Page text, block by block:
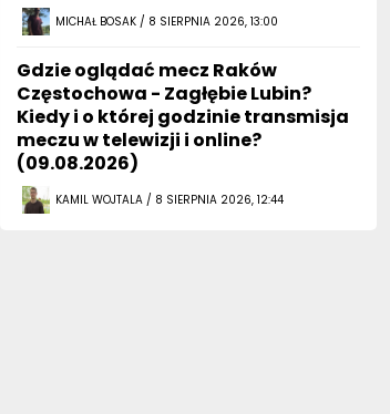
MICHAŁ BOSAK / 8 SIERPNIA 2026, 13:00
Gdzie oglądać mecz Raków
Częstochowa - Zagłębie Lubin?
Kiedy i o której godzinie transmisja
meczu w telewizji i online?
(09.08.2026)
KAMIL WOJTALA / 8 SIERPNIA 2026, 12:44